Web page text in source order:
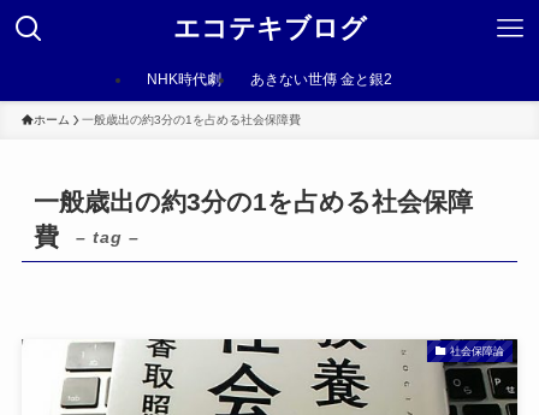
エコテキブログ
NHK時代劇 あきない世傳 金と銀2
ホーム 一般歳出の約3分の1を占める社会保障費
一般歳出の約3分の1を占める社会保障
費
– tag –
社会保障論